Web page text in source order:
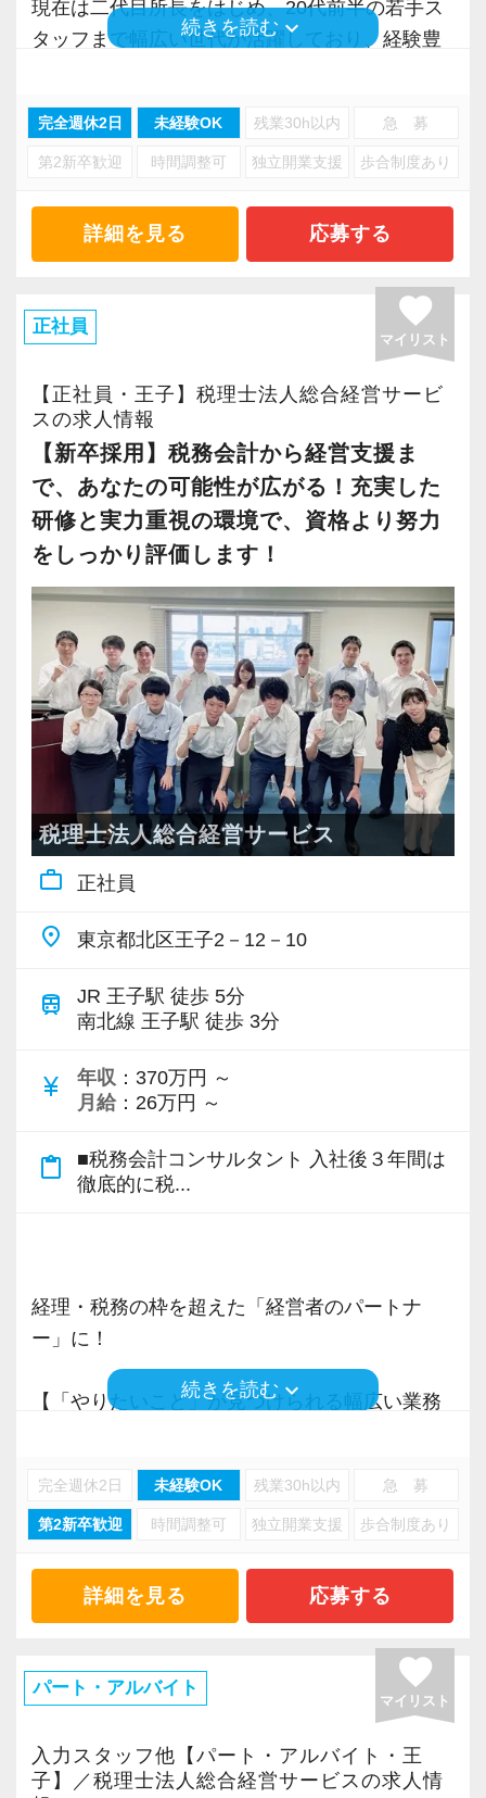
現在は二代目所長をはじめ、20代前半の若手ス
タッフまで幅広い世代が活躍しており、経験豊
があります。
勤続年数の長いスタッフが多く、腰を据えて働
ける職場であることも当事務所の特徴です。
私たちが大切にしているのは、「やるべきこと
をきちんとやる」というシンプルな考え方で
効率よく働き、余計なストレスを抱えず、安心
して長く活躍できる環境づくりを目指していま
す。
一人ひとりの価値観やライフステージを尊重
し、会計人として成長したい方はもちろん、家
庭や子育てと両立しながら働きたい方も歓迎し
ています。
＜仕事内容＞
まずは入力業務や仕訳業務を中心に、確定申
告・年末調整・申告書作成補助・決算業務など
からスタートしていただきます。
経験やスキルに応じて税務相談にも携わること
ができ、着実に業務の幅を広げていけます。
また、法人税だけでなく相続税など幅広い税目
にチャレンジできる機会があり、さまざまな経
験を積みながら会計人として成長できる環境で
す。
＜働く環境＞
各種手当や退職金制度など福利厚生も整えてお
り、安心して長く働ける環境づくりに力を入れ
勤続年数の長いスタッフが多く、落ち着いた雰
囲気の中で仕事に取り組めることも魅力の一つ
困ったことがあれば相談しやすい環境が整って
＜こんな方を歓迎します＞
日商簿記3級をお持ちであれば、実務未経験の方
・地域に根差した事務所で腰を据えて働きたい
経験者の方はもちろん、これから会計業界へチ
ャレンジしたい方も、ぜひご応募ください。
続きを読む keyboard_arrow_down
完全週休2日 未経験OK 残業30h以内 急 募
第2新卒歓迎 時間調整可 独立開業支援 歩合制度あり
詳細を見る 応募する
正社員 favorite
マイリスト
【正社員・王子】税理士法人総合経営サービ
スの求人情報
【新卒採用】税務会計から経営支援ま
で、あなたの可能性が広がる！充実した
研修と実力重視の環境で、資格より努力
をしっかり評価します！
税理士法人総合経営サービス
work_outline 正社員
place 東京都北区王子2－12－10
train
JR 王子駅 徒歩 5分
南北線 王子駅 徒歩 3分
currency_yen 年収 ：370万円 ～
月給 ：26万円 ～
content_paste
■税務会計コンサルタント 入社後３年間は
徹底的に税...
経理・税務の枠を超えた「経営者のパートナ
ー」に！
【「やりたいこと」が見つけられる幅広い業務
ナル」。
それは単に「経営ができる人」ではありませ
経営者が抱えるあらゆる悩みに寄り添い、解決
へ導く存在でありたい――そんな強い想いが、
税務会計は経営と深く結びついています。
だからこそ、まずは3年間、税務会計の現場で徹
底的に経験を積みます。
顧問先の課題に触れ、共に考え、向き合うなか
続きを読む keyboard_arrow_down
完全週休2日 未経験OK 残業30h以内 急 募
第2新卒歓迎 時間調整可 独立開業支援 歩合制度あり
詳細を見る 応募する
パート・アルバイト favorite
マイリスト
入力スタッフ他【パート・アルバイト・王
子】／税理士法人総合経営サービスの求人情